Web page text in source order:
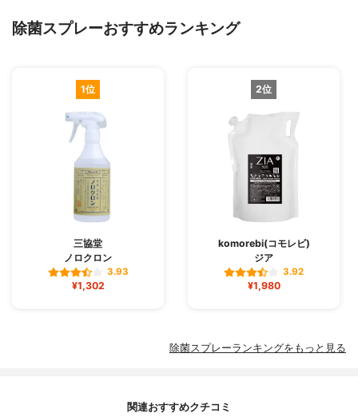
除菌スプレーおすすめランキング
1位
三協堂
ノロクロン
3.93
¥1,302
2位
komorebi(コモレビ)
ジア
3.92
¥1,980
除菌スプレーランキングをもっと見る
関連おすすめクチコミ